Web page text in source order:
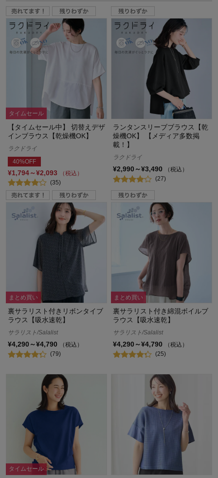
タイムセール
【タイムセール中】 切替えデザ
インブラウス【乾燥機OK】
ラクドライ
40%OFF
¥1,794～¥2,093
（税込）
(35)
ランタンスリーブブラウス【乾
燥機OK】 【メディア多数掲
載！】
ラクドライ
¥2,990～¥3,490
（税込）
(27)
まとめ買い
裏サラリスト付きリボンタイブ
ラウス【吸水速乾】
サラリスト/Salalist
¥4,290～¥4,790
（税込）
(79)
まとめ買い
裏サラリスト付き綿混ボイルブ
ラウス【吸水速乾】
サラリスト/Salalist
¥4,290～¥4,790
（税込）
(25)
タイムセール